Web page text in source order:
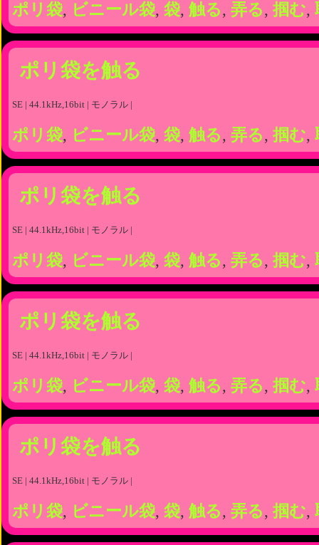
ポリ袋, ビニール袋, 袋, 触る, 弄る, 掴む,
ポリ袋を触る
SE | 44.1kHz,16bit | モノラル |
ポリ袋, ビニール袋, 袋, 触る, 弄る, 掴む,
ポリ袋を触る
SE | 44.1kHz,16bit | モノラル |
ポリ袋, ビニール袋, 袋, 触る, 弄る, 掴む,
ポリ袋を触る
SE | 44.1kHz,16bit | モノラル |
ポリ袋, ビニール袋, 袋, 触る, 弄る, 掴む,
ポリ袋を触る
SE | 44.1kHz,16bit | モノラル |
ポリ袋, ビニール袋, 袋, 触る, 弄る, 掴む,